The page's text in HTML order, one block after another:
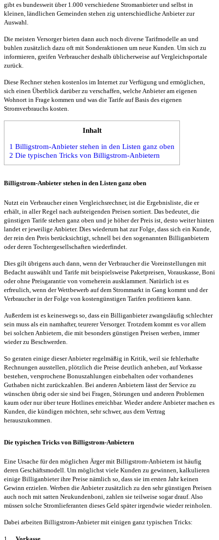
gibt es bundesweit über 1.000 verschiedene Stromanbieter und selbst in
kleinen, ländlichen Gemeinden stehen zig unterschiedliche Anbieter zur
Auswahl.
Die meisten Versorger bieten dann auch noch diverse Tarifmodelle an und
buhlen zusätzlich dazu oft mit Sonderaktionen um neue Kunden. Um sich zu
informieren, greifen Verbraucher deshalb üblicherweise auf Vergleichsportale
zurück.
Diese Rechner stehen kostenlos im Internet zur Verfügung und ermöglichen,
sich einen Überblick darüber zu verschaffen, welche Anbieter am eigenen
Wohnort in Frage kommen und was die Tarife auf Basis des eigenen
Stromverbrauchs kosten.
Inhalt
1 Billigstrom-Anbieter stehen in den Listen ganz oben
2 Die typischen Tricks von Billigstrom-Anbietern
Billigstrom-Anbieter stehen in den Listen ganz oben
Nutzt ein Verbraucher einen Vergleichsrechner, ist die Ergebnisliste, die er
erhält, in aller Regel nach aufsteigenden Preisen sortiert. Das bedeutet, die
günstigen Tarife stehen ganz oben und je höher der Preis ist, desto weiter hinten
landet er jeweilige Anbieter. Dies wiederum hat zur Folge, dass sich ein Kunde,
der rein den Preis berücksichtigt, schnell bei den sogenannten Billiganbietern
oder deren Tochtergesellschaften wiederfindet.
Dies gilt übrigens auch dann, wenn der Verbraucher die Voreinstellungen mit
Bedacht auswählt und Tarife mit beispielsweise Paketpreisen, Vorauskasse, Boni
oder ohne Preisgarantie von vorneherein ausklammert. Natürlich ist es
erfreulich, wenn der Wettbewerb auf dem Strommarkt in Gang kommt und der
Verbraucher in der Folge von kostengünstigen Tarifen profitieren kann.
Außerdem ist es keineswegs so, dass ein Billiganbieter zwangsläufig schlechter
sein muss als ein namhafter, teurerer Versorger. Trotzdem kommt es vor allem
bei solchen Anbietern, die mit besonders günstigen Preisen werben, immer
wieder zu Beschwerden.
So geraten einige dieser Anbieter regelmäßig in Kritik, weil sie fehlerhafte
Rechnungen ausstellen, plötzlich die Preise deutlich anheben, auf Vorkasse
bestehen, versprochene Bonuszahlungen einbehalten oder vorhandenes
Guthaben nicht zurückzahlen. Bei anderen Anbietern lässt der Service zu
wünschen übrig oder sie sind bei Fragen, Störungen und anderen Problemen
kaum oder nur über teure Hotlines erreichbar. Wieder andere Anbieter machen es
Kunden, die kündigen möchten, sehr schwer, aus dem Vertrag
herauszukommen.
Die typischen Tricks von Billigstrom-Anbietern
Eine Ursache für den möglichen Ärger mit Billigstrom-Anbietern ist häufig
deren Geschäftsmodell. Um möglichst viele Kunden zu gewinnen, kalkulieren
einige Billiganbieter ihre Preise nämlich so, dass sie im ersten Jahr keinen
Gewinn erzielen. Werben die Anbieter zusätzlich zu den sehr günstigen Preisen
auch noch mit satten Neukundenboni, zahlen sie teilweise sogar drauf. Also
müssen solche Stromlieferanten dieses Geld später irgendwie wieder reinholen.
Dabei arbeiten Billigstrom-Anbieter mit einigen ganz typischen Tricks: